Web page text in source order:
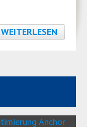
WEITERLESEN